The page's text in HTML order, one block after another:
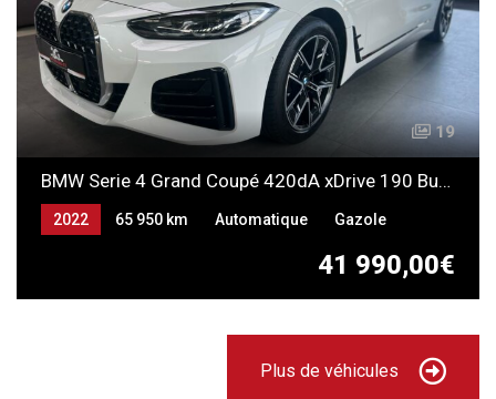
19
BMW Serie 4 Grand Coupé 420dA xDrive 190 Business Design
41 990,00€
2022 65 950 km Automatique Gazole
Plus de véhicules